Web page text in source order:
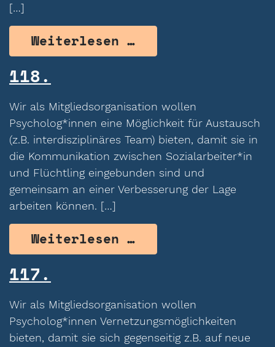
[…]
Weiterlesen …from 119.
118.
Wir als Mitgliedsorganisation wollen
Psycholog*innen eine Möglichkeit für Austausch
(z.B. interdisziplinäres Team) bieten, damit sie in
die Kommunikation zwischen Sozialarbeiter*in
und Flüchtling eingebunden sind und
gemeinsam an einer Verbesserung der Lage
arbeiten können. […]
Weiterlesen …from 118.
117.
Wir als Mitgliedsorganisation wollen
Psycholog*innen Vernetzungsmöglichkeiten
bieten, damit sie sich gegenseitig z.B. auf neue